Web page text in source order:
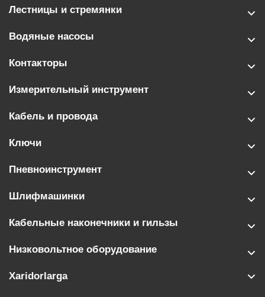
Лестницы и стремянки
Водяные насосы
Контакторы
Измерительный инструмент
Кабель и провода
Ключи
Пневноинструмент
Шлифмашинки
Кабельные наконечники и гильзы
Низковольтное оборудование
Xaridorlarga